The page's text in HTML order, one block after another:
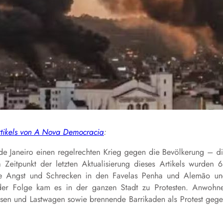
von A Nova Democracia:
Janeiro einen regelrechten Krieg gegen die Bevölkerung –
der letzten Aktualisierung dieses Artikels wurden
Angst und Schrecken in den Favelas Penha und Alemão
Folge kam es in der ganzen Stadt zu Protesten.
und Lastwagen sowie brennende Barrikaden als Protest